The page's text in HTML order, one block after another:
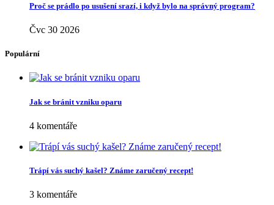
Proč se prádlo po usušení srazí, i když bylo na správný program?
Čvc 30 2026
Populární
Jak se bránit vzniku oparu
4 komentáře
Trápí vás suchý kašel? Známe zaručený recept!
3 komentáře